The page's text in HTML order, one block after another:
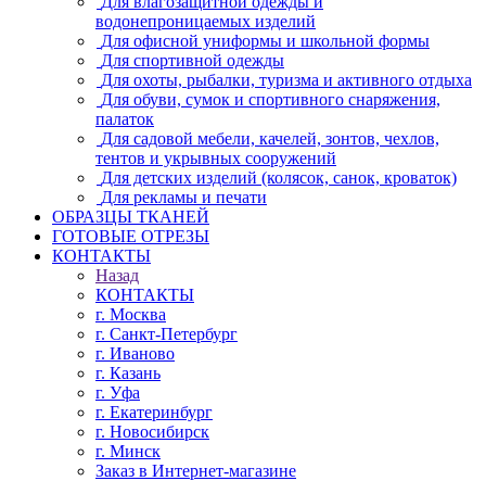
водонепроницаемых изделий
Для офисной униформы и школьной формы
Для спортивной одежды
Для охоты, рыбалки, туризма и активного отдыха
Для обуви, сумок и спортивного снаряжения,
палаток
Для садовой мебели, качелей, зонтов, чехлов,
тентов и укрывных сооружений
Для детских изделий (колясок, санок, кроваток)
Для рекламы и печати
ОБРАЗЦЫ ТКАНЕЙ
ГОТОВЫЕ ОТРЕЗЫ
КОНТАКТЫ
Назад
КОНТАКТЫ
г. Москва
г. Санкт-Петербург
г. Иваново
г. Казань
г. Уфа
г. Екатеринбург
г. Новосибирск
г. Минск
Заказ в Интернет-магазине